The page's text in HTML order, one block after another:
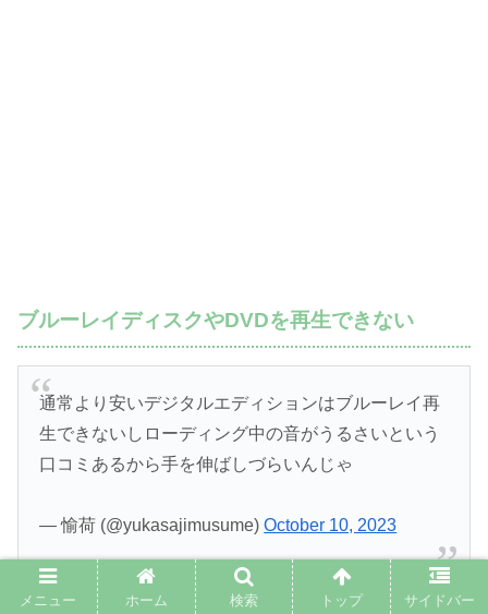
ブルーレイディスクやDVDを再生できない
通常より安いデジタルエディションはブルーレイ再
生できないしローディング中の音がうるさいという
口コミあるから手を伸ばしづらいんじゃ
— 愉荷 (@yukasajimusume)October 10, 2023
メニュー ホーム 検索 トップ サイドバー